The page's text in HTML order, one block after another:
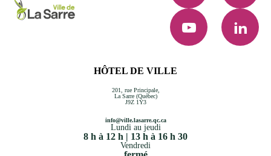
HÔTEL DE VILLE
201, rue Principale,
La Sarre (Québec)
J9Z 1Y3
info@ville.lasarre.qc.ca
Lundi au jeudi
8 h à 12 h | 13 h à 16 h 30
Vendredi
YouTube